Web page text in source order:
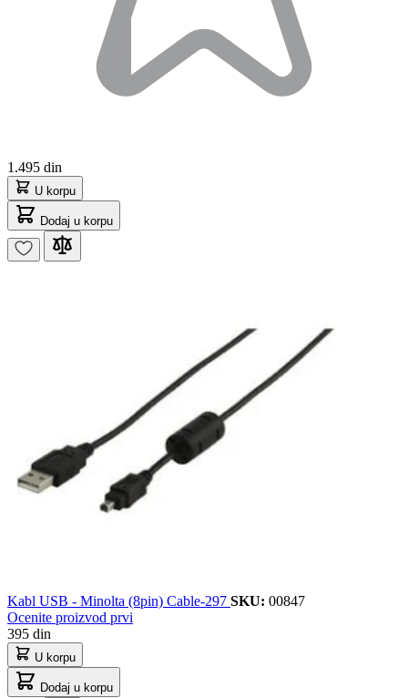
1.495 din
U korpu
Dodaj u korpu
Kabl USB - Minolta (8pin) Cable-297 SKU: 00847
Ocenite proizvod prvi
395 din
U korpu
Dodaj u korpu